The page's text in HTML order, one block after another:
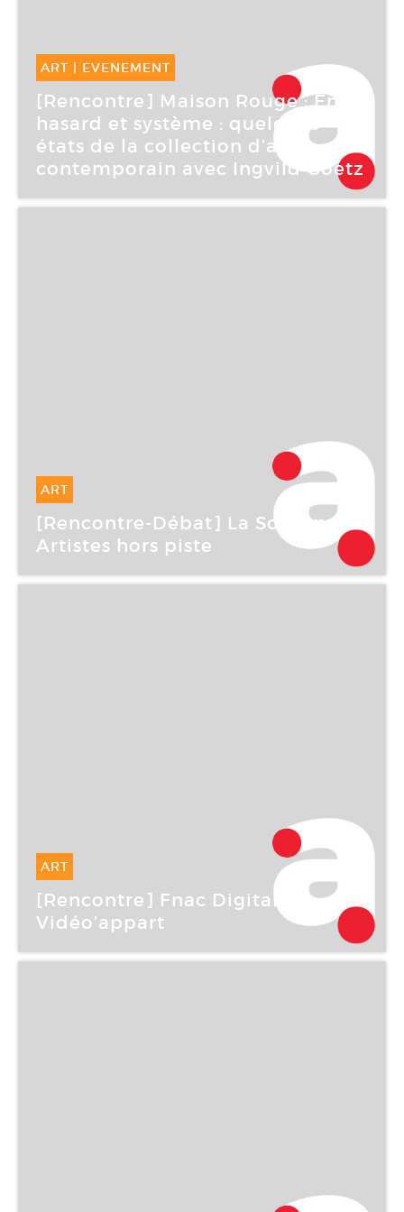
ART | EVENEMENT
16 Mar -16 Mar 2006
[Rencontre] Maison Rouge : Entre
hasard et système : quelques
états de la collection d’art
contemporain avec Ingvild Goetz
ART
14 Mar -14 Mar 2006
[Rencontre-Débat] La Sorbonne :
Artistes hors piste
ART
16 Mar -16 Mar 2006
[Rencontre] Fnac Digitale :
Vidéo’appart